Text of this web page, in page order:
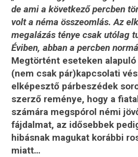
de ami a következő percben
volt a néma összeomlás. Az
megalázás ténye csak utólag
Éviben, abban a percben
Megtörtént eseteken
(nem csak pár)kapcsolati
elképesztő párbeszédek
szerző reménye, hogy a
számára megspórol némi
fájdalmat, az idősebbek
hibásnak magukat korábbi
miatt…